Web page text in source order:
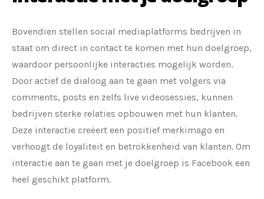
Bovendien stellen social mediaplatforms bedrijven in
staat om direct in contact te komen met hun doelgroep,
waardoor persoonlijke interacties mogelijk worden.
Door actief de dialoog aan te gaan met volgers via
comments, posts en zelfs live videosessies, kunnen
bedrijven sterke relaties opbouwen met hun klanten.
Deze interactie creëert een positief merkimago en
verhoogt de loyaliteit en betrokkenheid van klanten. Om
interactie aan te gaan met je doelgroep is Facebook een
heel geschikt platform.